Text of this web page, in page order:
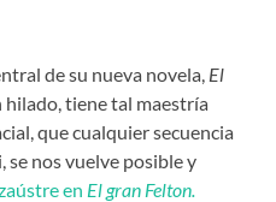
de su nueva novela, El
hilado, tiene tal maestría
que cualquier secuencia
nos vuelve posible y
en El gran Felton.